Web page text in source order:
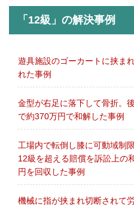
「12級」の解決事例
遊具施設のゴーカートに挟ま
れた事例
金型が右足に落下して骨折。
で約370万円で和解した事例
工場内で転倒し膝に可動域制
12級を超える賠償を訴訟上の
円を回収した事例
機械に指が挟まれ切断されて